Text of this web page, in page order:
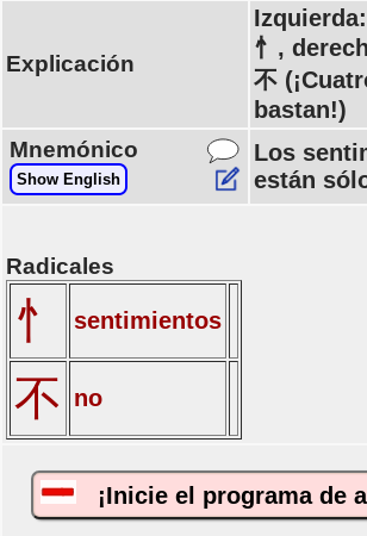
Explicación
忄,
不
bastan!)
Mnemónico
Show English
Los
están
Radicales
忄 sentimientos
不 no
¡Inicie el programa de